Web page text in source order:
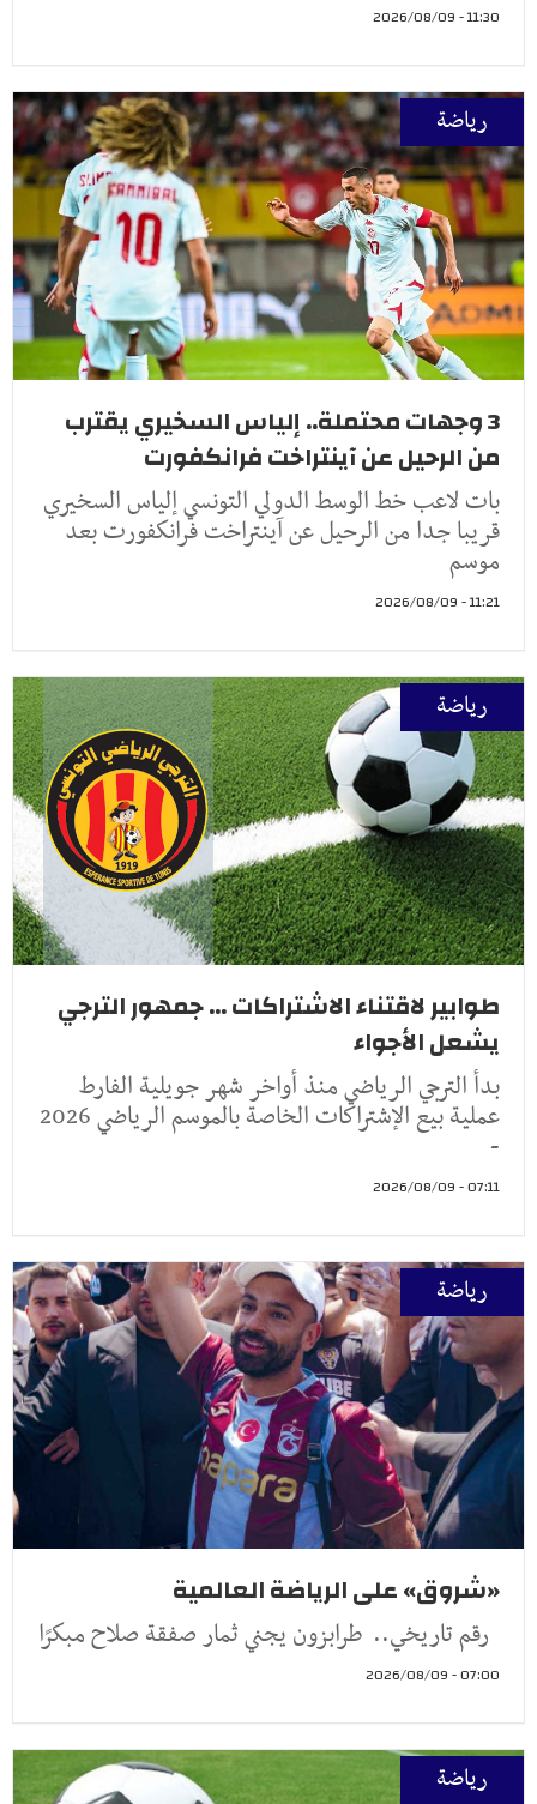
11:30 - 2026/08/09
رياضة
3 وجهات محتملة.. إلياس السخيري يقترب
من الرحيل عن آينتراخت فرانكفورت
بات لاعب خط الوسط الدولي التونسي إلياس السخيري
قريبا جدا من الرحيل عن آينتراخت فرانكفورت بعد
موسم
11:21 - 2026/08/09
رياضة
طوابير لاقتناء الاشتراكات ... جمهور الترجي
يشعل الأجواء
بدأ الترجي الرياضي منذ أواخر شهر جويلية الفارط
عملية بيع الإشتراكات الخاصة بالموسم الرياضي 2026
-
07:11 - 2026/08/09
رياضة
«شروق» على الرياضة العالمية
رقم تاريخي.. طرابزون يجني ثمار صفقة صلاح مبكرًا
07:00 - 2026/08/09
رياضة